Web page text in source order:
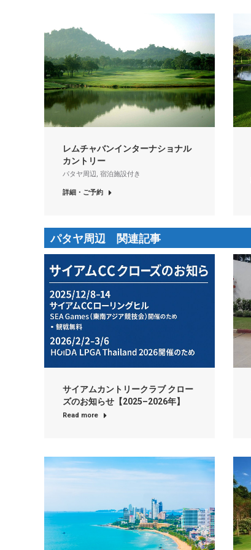
レムチャバンインターナショナル
カントリー
パタヤ周辺, 宿泊施設付き
詳細・ご予約
パタヤ周辺 関連記事
サイアムカントリークラブ クロー
ズのお知らせ【2025–2026年】
Read more